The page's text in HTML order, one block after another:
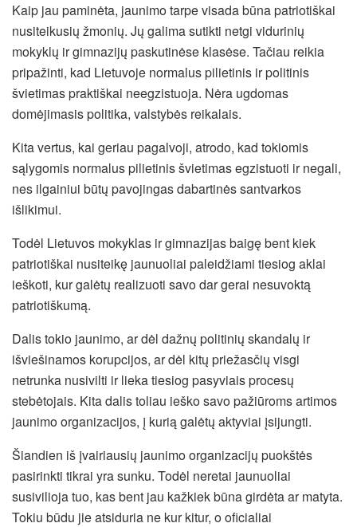
Kaip jau paminėta, jaunimo tarpe visada būna patriotiškai
nusiteikusių žmonių. Jų galima sutikti netgi vidurinių
mokyklų ir gimnazijų paskutinėse klasėse. Tačiau reikia
pripažinti, kad Lietuvoje normalus pilietinis ir politinis
švietimas praktiškai neegzistuoja. Nėra ugdomas
domėjimasis politika, valstybės reikalais.
Kita vertus, kai geriau pagalvoji, atrodo, kad tokiomis
sąlygomis normalus pilietinis švietimas egzistuoti ir negali,
nes ilgainiui būtų pavojingas dabartinės santvarkos
išlikimui.
Todėl Lietuvos mokyklas ir gimnazijas baigę bent kiek
patriotiškai nusiteikę jaunuoliai paleidžiami tiesiog aklai
ieškoti, kur galėtų realizuoti savo dar gerai nesuvoktą
patriotiškumą.
Dalis tokio jaunimo, ar dėl dažnų politinių skandalų ir
išviešinamos korupcijos, ar dėl kitų priežasčių visgi
netrunka nusivilti ir lieka tiesiog pasyviais procesų
stebėtojais. Kita dalis toliau ieško savo pažiūroms artimos
jaunimo organizacijos, į kurią galėtų aktyviai įsijungti.
Šiandien iš įvairiausių jaunimo organizacijų puokštės
pasirinkti tikrai yra sunku. Todėl neretai jaunuoliai
susivilioja tuo, kas bent jau kažkiek būna girdėta ar matyta.
Tokiu būdu jie atsiduria ne kur kitur, o oficialiai